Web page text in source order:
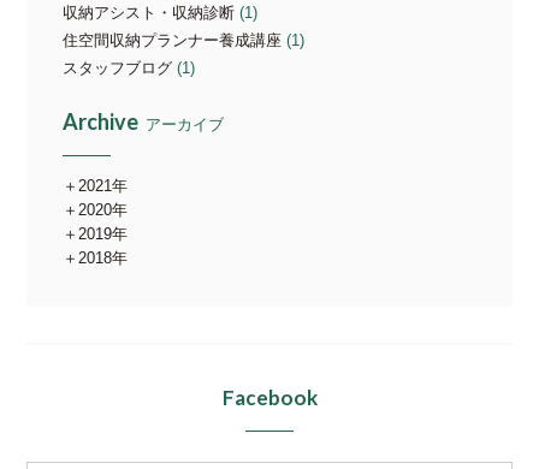
収納アシスト・収納診断 (1)
住空間収納プランナー養成講座 (1)
スタッフブログ (1)
Archive アーカイブ
2021年
2020年
2019年
2018年
Facebook